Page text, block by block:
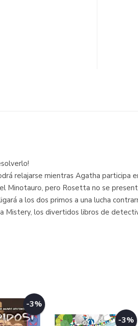
relajarse mientras Agatha participa
Minotauro, pero Rosetta no se
a los dos primos a una lucha
Mistery, los divertidos libros de
-3%
-3%